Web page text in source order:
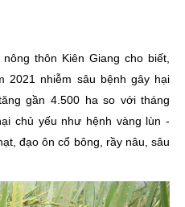
thôn Kiên Giang cho biết,
2021 nhiễm sâu bệnh gây hại
gần 4.500 ha so với tháng
chủ yếu như hệnh vàng lùn -
đạo ôn cổ bông, rầy nâu, sâu